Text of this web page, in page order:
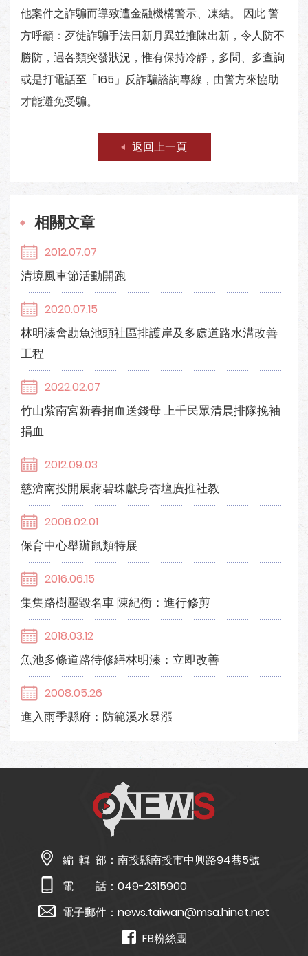
他案件之詐騙而導致遭金融機構警示、凍結。 因此 警
方呼籲：歹徒詐騙手法日新月異並推陳出新，令人防不
勝防，遇各類突發狀況，惟有保持冷靜，多問、多查詢
或是打電話至「165」反詐騙諮詢專線，由警方來協助
才能避免受騙。
返回上一頁
相關文章
2012.07.07
清境風車節活動開跑
2020.07.15
林明溱會勘魚池頭社區排護岸及多處道路水溝改善
工程
2022.02.07
竹山紫南宮新春捐血送錢母 上千民眾清晨排隊挽袖
捐血
2012.09.03
慈濟南投開展蔣碧珠獻身杏壇廣推社教
2008.02.01
保育中心舉辦鼠類特展
2016.06.15
集集路樹壓毀名車 陳紀衡：進行修剪
2018.03.12
魚池多條道路待修繕林明溱：立即改善
2008.05.26
進入雨季縣府：防範溪水暴漲
編 輯 部： 南投縣南投市中興路94巷5號
電 話： 049-2315900
電子郵件： news.taiwan@msa.hinet.net
FB粉絲團